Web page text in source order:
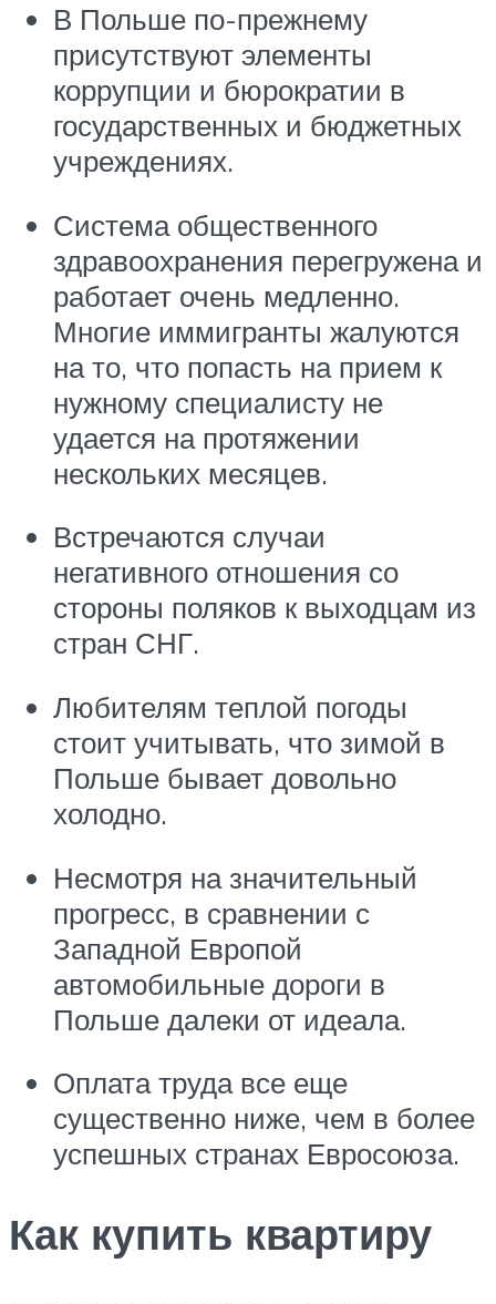
В Польше по-прежнему
присутствуют элементы
коррупции и бюрократии в
государственных и бюджетных
учреждениях.
Система общественного
здравоохранения перегружена и
работает очень медленно.
Многие иммигранты жалуются
на то, что попасть на прием к
нужному специалисту не
удается на протяжении
нескольких месяцев.
Встречаются случаи
негативного отношения со
стороны поляков к выходцам из
стран СНГ.
Любителям теплой погоды
стоит учитывать, что зимой в
Польше бывает довольно
холодно.
Несмотря на значительный
прогресс, в сравнении с
Западной Европой
автомобильные дороги в
Польше далеки от идеала.
Оплата труда все еще
существенно ниже, чем в более
успешных странах Евросоюза.
Как купить квартиру